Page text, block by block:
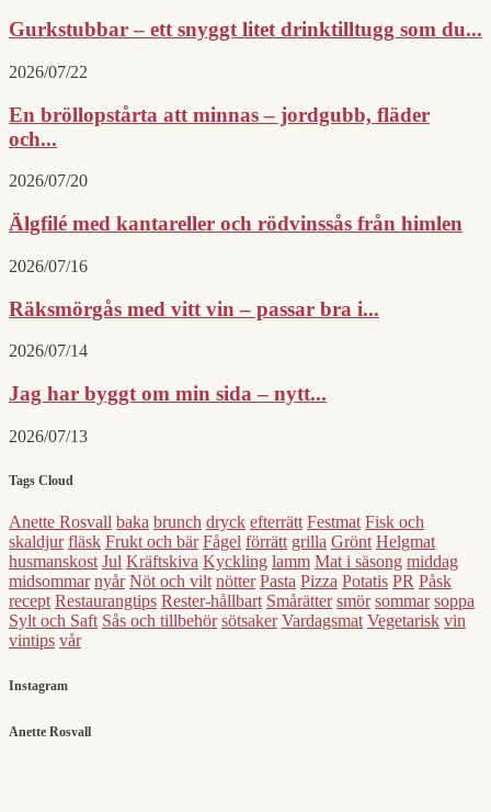
Gurkstubbar – ett snyggt litet drinktilltugg som du...
2026/07/22
En bröllopstårta att minnas – jordgubb, fläder
och...
2026/07/20
Älgfilé med kantareller och rödvinssås från himlen
2026/07/16
Räksmörgås med vitt vin – passar bra i...
2026/07/14
Jag har byggt om min sida – nytt...
2026/07/13
Tags Cloud
Anette Rosvall baka brunch dryck efterrätt Festmat Fisk och
skaldjur fläsk Frukt och bär Fågel förrätt grilla Grönt Helgmat
husmanskost Jul Kräftskiva Kyckling lamm Mat i säsong middag
midsommar nyår Nöt och vilt nötter Pasta Pizza Potatis PR Påsk
recept Restaurangtips Rester-hållbart Smårätter smör sommar soppa
Sylt och Saft Sås och tillbehör sötsaker Vardagsmat Vegetarisk vin
vintips vår
Instagram
Anette Rosvall